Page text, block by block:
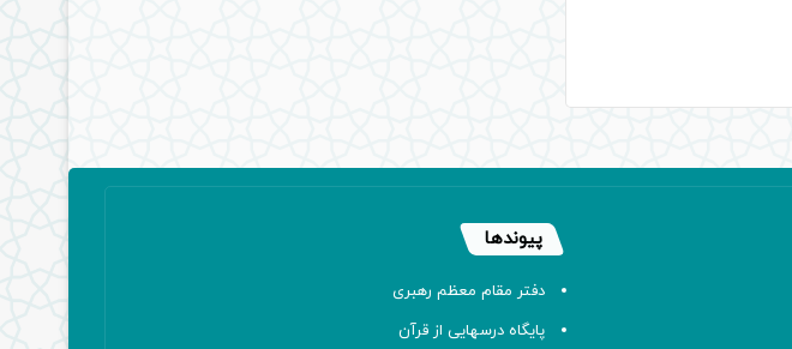
پیوندها
دفتر مقام معظم رهبری
پایگاه درسهایی از قرآن